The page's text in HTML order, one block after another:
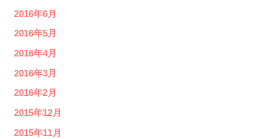
2016年6月
2016年5月
2016年4月
2016年3月
2016年2月
2015年12月
2015年11月